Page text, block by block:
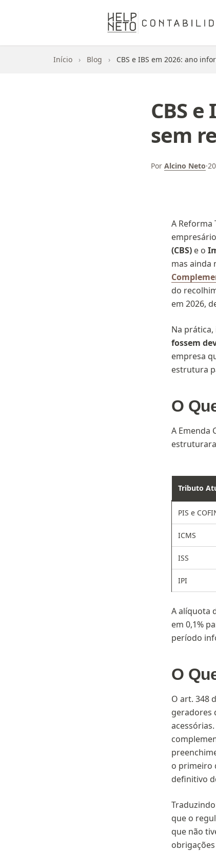
Início › Blog › CBS e IBS em 2026: ano
CBS
sem
Por Alcino Neto·
A
(CBS) e o
mas ainda
do
em 2026,
Na
fossem
empresa
estrutura
O
A Emenda
Tributo
PIS e
ICMS
ISS
IPI
A alíquota
em 0,1%
período
O
O art. 348
geradores
acessórias.
o primeiro
definitivo
que o
que não